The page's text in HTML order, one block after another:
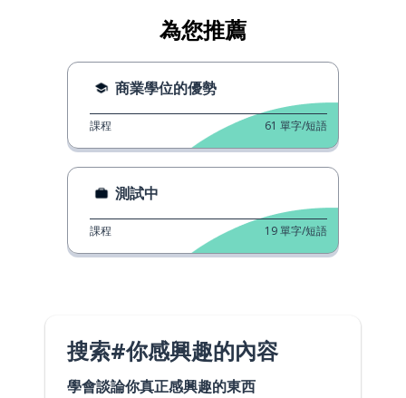
為您推薦
商業學位的優勢
課程 61 單字/短語
測試中
課程 19單字/短語
搜索#你感興趣的內容
學會談論你真正感興趣的東西